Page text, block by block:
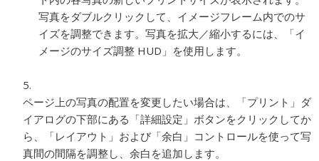
写真をダブルクリックして、イメージフレーム内でのサ
イズを調整できます。写真を拡大／縮小するには、「イ
メージのサイズ調整 HUD」を使用します。
ページ上の写真の配置を変更したい場合は、「プリント」ダ
イアログの下部にある「詳細設定」ボタンをクリックしてか
ら、「レイアウト」および「余白」コントロールを使って写
真間の間隔を調整し、余白を追加します。